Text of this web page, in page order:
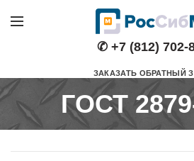
✆ +7 (812) 702-
ЗАКАЗАТЬ ОБРАТНЫЙ
ГОСТ